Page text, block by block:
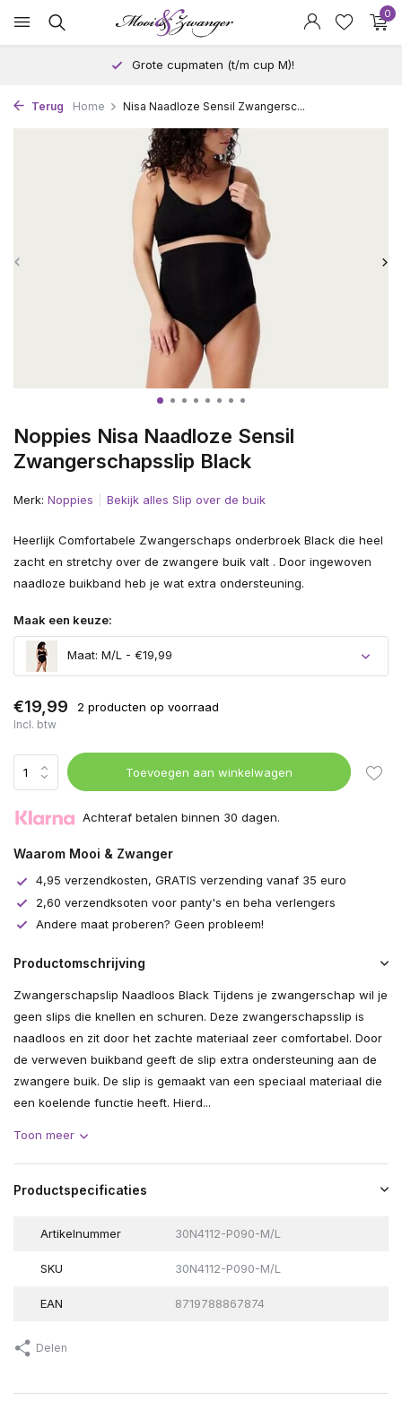
0
Grote cupmaten (t/m cup M)!
Terug Home Nisa Naadloze Sensil Zwangersc...
Noppies Nisa Naadloze Sensil
Zwangerschapsslip Black
Merk: Noppies Bekijk alles Slip over de buik
Heerlijk Comfortabele Zwangerschaps onderbroek Black die heel
zacht en stretchy over de zwangere buik valt . Door ingewoven
naadloze buikband heb je wat extra ondersteuning.
Maak een keuze:
Maat: M/L - €19,99
€19,99 2 producten op voorraad
Incl. btw
Toevoegen aan winkelwagen
Achteraf betalen binnen 30 dagen.
Waarom Mooi & Zwanger
4,95 verzendkosten, GRATIS verzending vanaf 35 euro
2,60 verzendksoten voor panty's en beha verlengers
Andere maat proberen? Geen probleem!
Productomschrijving
Zwangerschapslip Naadloos Black Tijdens je zwangerschap wil je
geen slips die knellen en schuren. Deze zwangerschapsslip is
naadloos en zit door het zachte materiaal zeer comfortabel. Door
de verweven buikband geeft de slip extra ondersteuning aan de
zwangere buik. De slip is gemaakt van een speciaal materiaal die
een koelende functie heeft. Hierd...
Toon meer
Productspecificaties
Artikelnummer 30N4112-P090-M/L
SKU 30N4112-P090-M/L
EAN 8719788867874
Delen